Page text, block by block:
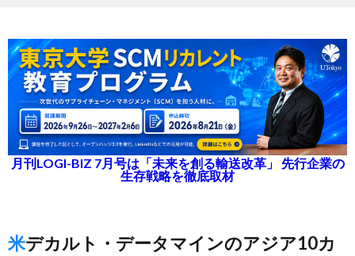
月刊LOGI-BIZ 7月号は「未来を創る輸送改革」 先行企業の
生存戦略を徹底取材
米デカルト・データマインのアジア10カ